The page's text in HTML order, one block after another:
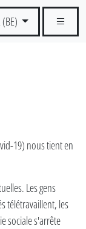
(BE)
19) nous tient en
Les gens
télétravaillent, les
sociale s'arrête